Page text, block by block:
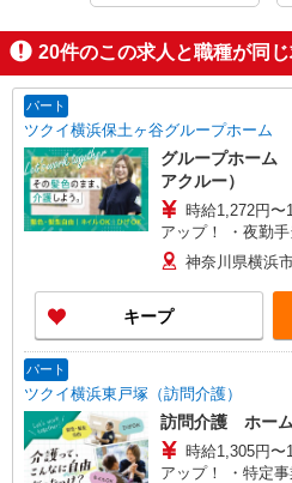
20件のこの求人と職種が同じ
パート
ツクイ横浜保土ヶ谷グループホーム
グループホーム
アクルー）
時給1,272円〜1,799円 ★土日
アップ！ ・夜勤
格・経験等による
神奈川県横浜
キープ
パート
ツクイ横浜東戸塚（訪問介護）
訪問介護 ホー
時給1,305円〜1,892円 ★土日
アップ！ ・特定